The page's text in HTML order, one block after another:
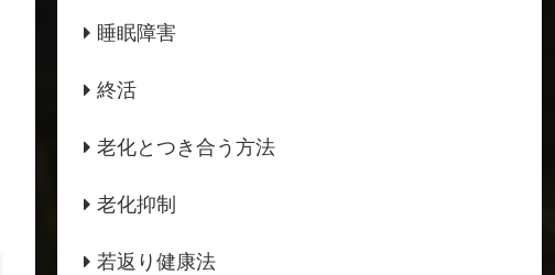
睡眠障害
終活
老化とつき合う方法
老化抑制
若返り健康法